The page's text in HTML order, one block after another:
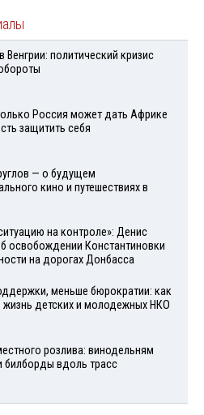
Венгрии: политический кризис
Россия может дать Африке
защитить себя
— о будущем
кино и путешествиях в
на контроле»: Денис
освобождении Константиновки
на дорогах Донбасса
меньше бюрократии: как
жизнь детских и молодежных НКО
розлива: винодельням
билборды вдоль трасс